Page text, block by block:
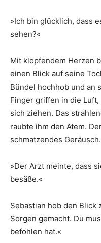
»Ich bin glücklich, dass
sehen?«
Mit klopfendem Herzen
einen Blick auf seine
Bündel hochhob und an
Finger griffen in die
sich ziehen. Das
raubte ihm den Atem.
schmatzendes
»Der Arzt meinte, dass
besäße.«
Sebastian hob den Blick
Sorgen gemacht. Du
befohlen hat.«